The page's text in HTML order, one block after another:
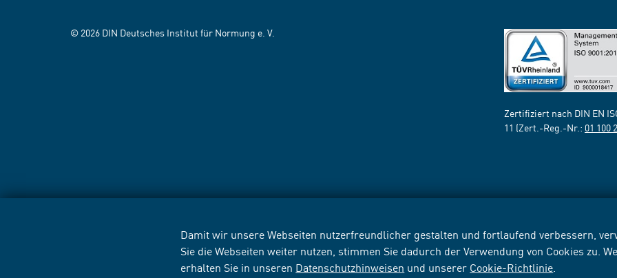
Damit wir unsere Webseiten nutzerfreundlicher gestalten und fortlaufend verbessern,
Sie die Webseiten weiter nutzen, stimmen Sie dadurch der Verwendung von Cookies zu.
erhalten Sie in unseren Datenschutzhinweisen und unserer Cookie-Richtlinie
© 2026 DIN Deutsches Institut für Normung e. V.
Zertifiziert nach DIN EN
11 (Zert.-Reg.-Nr.: 01 100